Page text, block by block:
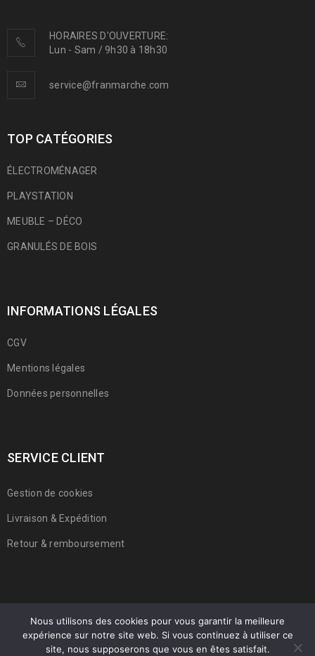
HORAIRES D'OUVERTURE:
Lun - Sam / 9h30 à 18h30
service@franmarche.com
TOP CATÉGORIES
ÉLECTROMÉNAGER
PLAYSTATION
MEUBLE – DÉCO
GRANULÉS DE BOIS
INFORMATIONS LÉGALES
CGV
Mentions légales
Données personnelles
SERVICE CLIENT
Gestion de cookies
Livraison & Expédition
Retour & remboursement
© 2022 Franmarche. Tous droits réservés.
Nous utilisons des cookies pour vous garantir la meilleure
expérience sur notre site web. Si vous continuez à utiliser ce
site, nous supposerons que vous en êtes satisfait.